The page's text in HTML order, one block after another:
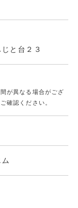
と台２３
が異なる場合がござ
確認ください。